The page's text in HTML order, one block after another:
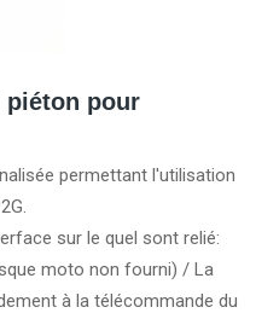
piéton pour
permettant l'utilisation
sur le quel sont relié:
moto non fourni) / La
à la télécommande du